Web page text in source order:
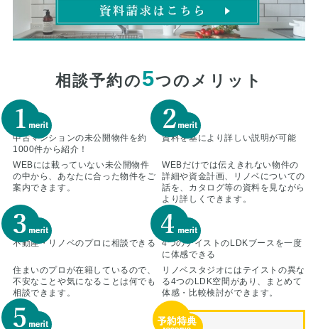
相談予約の5つのメリット
中古マンションの未公開物件を約
1000件から紹介！
WEBには載っていない未公開物件
の中から、あなたに合った物件をご
案内できます。
資料を基により詳しい説明が可能
WEBだけでは伝えきれない物件の
詳細や資金計画、リノベについての
話を、カタログ等の資料を見ながら
より詳しくできます。
不動産・リノベのプロに相談できる
住まいのプロが在籍しているので、
不安なことや気になることは何でも
相談できます。
4つのテイストのLDKブースを一度
に体感できる
リノベスタジオにはテイストの異な
る4つのLDK空間があり、まとめて
体感・比較検討ができます。